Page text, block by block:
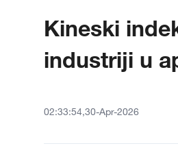
Kineski
industriji u
02:33:54,30-Apr-2026